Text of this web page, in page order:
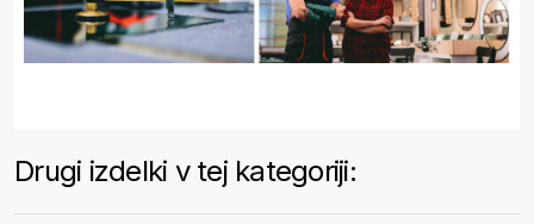
Drugi izdelki v tej kategoriji: